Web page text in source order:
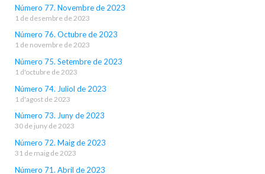
Número 77. Novembre de 2023
1 de desembre de 2023
Número 76. Octubre de 2023
1 de novembre de 2023
Número 75. Setembre de 2023
1 d'octubre de 2023
Número 74. Juliol de 2023
1 d'agost de 2023
Número 73. Juny de 2023
30 de juny de 2023
Número 72. Maig de 2023
31 de maig de 2023
Número 71. Abril de 2023